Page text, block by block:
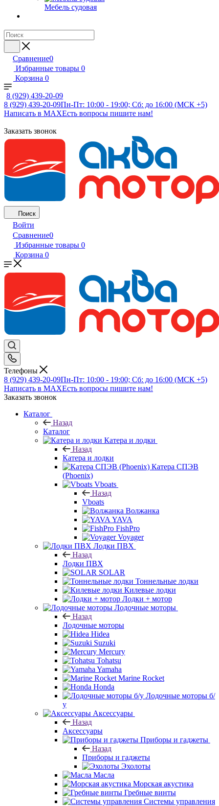
Мебель судовая
Сравнение0
Избранные товары 0
Корзина 0
8 (929) 439-20-09
8 (929) 439-20-09Пн-Пт: 10:00 - 19:00; Сб: до 16:00 (МСК +5)
Написать в MAXЕсть вопросы пишите нам!
Заказать звонок
Поиск
Войти
Сравнение0
Избранные товары 0
Корзина 0
Телефоны
8 (929) 439-20-09Пн-Пт: 10:00 - 19:00; Сб: до 16:00 (МСК +5)
Написать в MAXЕсть вопросы пишите нам!
Заказать звонок
Каталог
Назад
Каталог
Катера и лодки
Назад
Катера и лодки
Катера СПЭВ
(Phoenix)
Vboats
Назад
Vboats
Волжанка
YAVA
FishPro
Voyager
Лодки ПВХ
Назад
Лодки ПВХ
SOLAR
Тоннельные лодки
Килевые лодки
Лодки + мотор
Лодочные моторы
Назад
Лодочные моторы
Hidea
Suzuki
Mercury
Tohatsu
Yamaha
Marine Rocket
Honda
Лодочные моторы б/
у
Аксессуары
Назад
Аксессуары
Приборы и гаджеты
Назад
Приборы и гаджеты
Эхолоты
Масла
Морская акустика
Гребные винты
Системы управления